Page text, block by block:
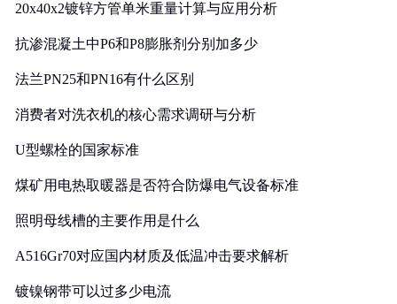
20x40x2镀锌方管单米重量计算与应用分析
抗渗混凝土中P6和P8膨胀剂分别加多少
法兰PN25和PN16有什么区别
消费者对洗衣机的核心需求调研与分析
U型螺栓的国家标准
煤矿用电热取暖器是否符合防爆电气设备标准
照明母线槽的主要作用是什么
A516Gr70对应国内材质及低温冲击要求解析
镀镍钢带可以过多少电流